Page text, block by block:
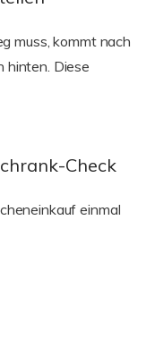
muss, kommt nach
hinten. Diese
Check
einmal